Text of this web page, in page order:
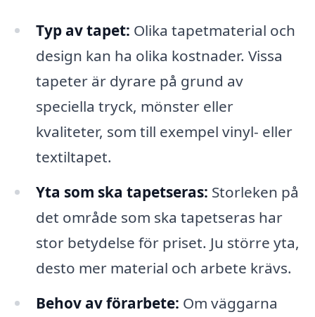
Typ av tapet: Olika tapetmaterial och
design kan ha olika kostnader. Vissa
tapeter är dyrare på grund av
speciella tryck, mönster eller
kvaliteter, som till exempel vinyl- eller
textiltapet.
Yta som ska tapetseras: Storleken på
det område som ska tapetseras har
stor betydelse för priset. Ju större yta,
desto mer material och arbete krävs.
Behov av förarbete: Om väggarna